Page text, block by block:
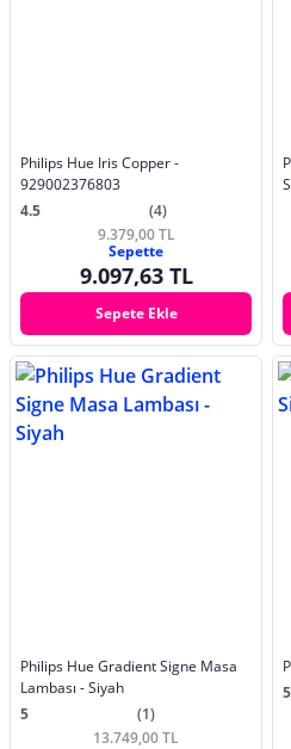
Philips Hue Iris Copper -
929002376803
4.5
(4)
9.379,00 TL
Sepette
9.097,63 TL
Sepete Ekle
Philips Hue Gradient Signe Masa
Lambası - Siyah
5
(1)
13.749,00 TL
5